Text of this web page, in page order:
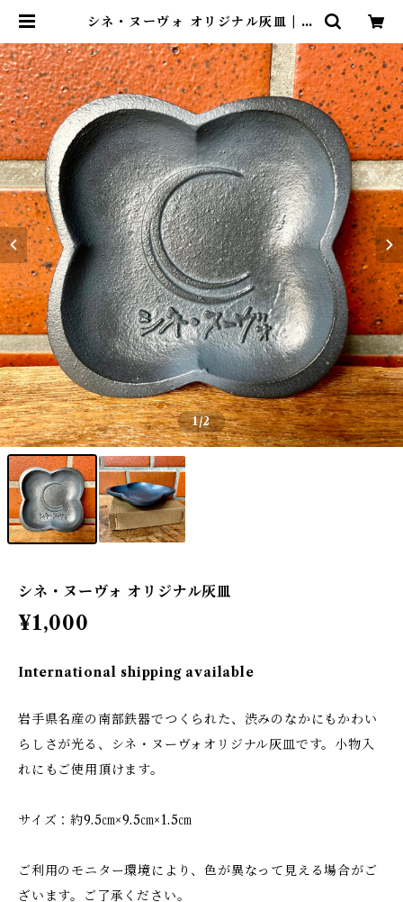
シネ・ヌーヴォ オリジナル灰皿 | ci
1/2
シネ・ヌーヴォ オリジナル灰皿
¥1,000
International shipping available
岩手県名産の南部鉄器でつくられた、渋みのなかにもかわい
らしさが光る、シネ・ヌーヴォオリジナル灰皿です。小物入
れにもご使用頂けます。
サイズ：約9.5㎝×9.5㎝×1.5㎝
ご利用のモニター環境により、色が異なって見える場合がご
ざいます。ご了承ください。